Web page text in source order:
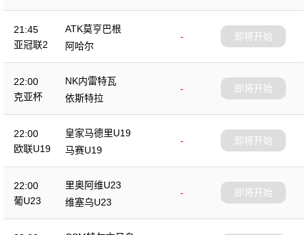
21:45
亚冠联2
ATK莫亨巴根
-
阿哈尔
即将开始
22:00
克亚杯
NK内雷特瓦
-
依斯特拉
即将开始
22:00
欧联U19
皇家马德里U19
-
马赛U19
即将开始
22:00
葡U23
里奥阿维U23
-
维塞乌U23
即将开始